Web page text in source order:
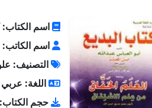
اسم الكتاب:
اسم الكاتب:
التصنيف:
اللغة: عربي
حجم الكتاب: 1.99 ميجا بايت